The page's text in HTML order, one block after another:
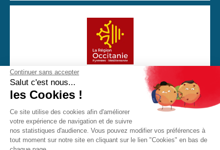
Continuer sans accepter
Salut c'est nous...
les Cookies !
Ce site utilise des cookies afin d'améliorer
votre expérience de navigation et de suivre
nos statistiques d'audience. Vous pouvez modifier vos préférences à
tout moment sur notre site en cliquant sur le lien "Cookies" en bas de
Avec la participation financière de la Région Occitanie
CGU Mentions Légales
Politique de confidentialité
Cookies